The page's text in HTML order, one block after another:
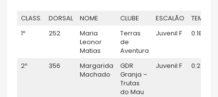
CLASS. DORSAL NOME CLUBE ESCALÃO
TEMPO
1º
252
Maria
Leonor
Matias
Terras
de
Aventura
Juvenil F 0:18:57
2º 356
Margarida
Machado
GDR
Granja –
Trutas
do Mau
Juvenil F 0:22:50